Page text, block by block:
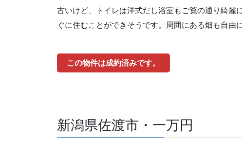
古いけど、トイレは洋式だし浴室もご覧の通り綺麗
ぐに住むことができそうです。周囲にある畑も自由
この物件は成約済みです。
新潟県佐渡市・一万円